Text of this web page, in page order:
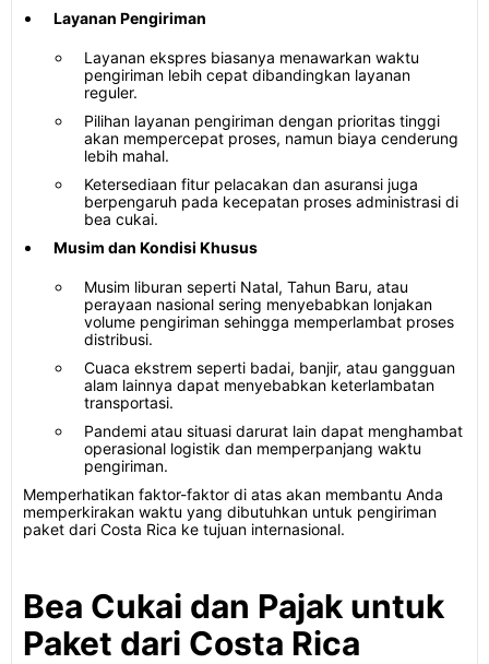
Layanan Pengiriman
Layanan ekspres biasanya menawarkan waktu
pengiriman lebih cepat dibandingkan layanan
reguler.
Pilihan layanan pengiriman dengan prioritas tinggi
akan mempercepat proses, namun biaya cenderung
lebih mahal.
Ketersediaan fitur pelacakan dan asuransi juga
berpengaruh pada kecepatan proses administrasi di
bea cukai.
Musim dan Kondisi Khusus
Musim liburan seperti Natal, Tahun Baru, atau
perayaan nasional sering menyebabkan lonjakan
volume pengiriman sehingga memperlambat proses
distribusi.
Cuaca ekstrem seperti badai, banjir, atau gangguan
alam lainnya dapat menyebabkan keterlambatan
transportasi.
Pandemi atau situasi darurat lain dapat menghambat
operasional logistik dan memperpanjang waktu
pengiriman.
Memperhatikan faktor-faktor di atas akan membantu Anda
memperkirakan waktu yang dibutuhkan untuk pengiriman
paket dari Costa Rica ke tujuan internasional.
Bea Cukai dan Pajak untuk
Paket dari Costa Rica